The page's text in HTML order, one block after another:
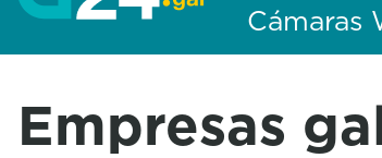
Cámaras
Empresas